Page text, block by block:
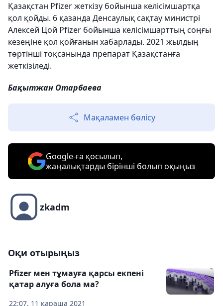
Қазақстан Pfizer жеткізу бойынша келісімшартқа
қол қойды. 6 қазанда Денсаулық сақтау министрі
Алексей Цой Pfizer бойынша келісімшарттың соңғы
кезеңіне қол қойғанын хабарлады. 2021 жылдың
төртінші тоқсанында препарат Қазақстанға
жеткізіледі.
Бақытжан Отарбаева
Мақаламен бөлісу
Google-ға қосылып,
жаңалықтарды бірінші болып оқыңыз
zkadm
Оқи отырыңыз
22:07, 11 қараша 2021
Pfizer мен тұмауға қарсы екпені
қатар алуға бола ма?